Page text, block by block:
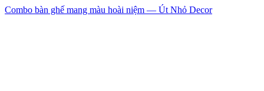
Combo bàn ghế mang màu hoài niệm — Út Nhỏ Decor